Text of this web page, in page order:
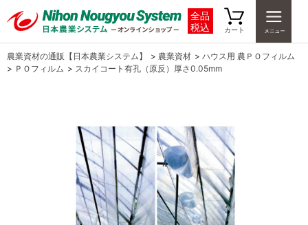
全品
税込
カート
農業資材の通販【日本農業システム】 > 農業資材 > ハウス用 農ＰＯフィルム
> ＰＯフィルム > スカイコート有孔（原反）厚さ0.05mm